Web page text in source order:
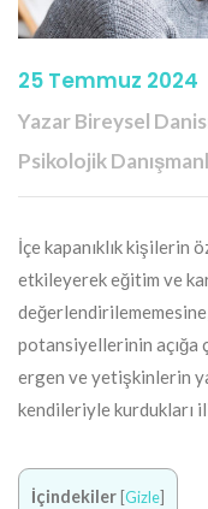
25 Temmuz 2024
Yazar Bireysel
Psikolojik
İçe kapanıklık kişilerin
etkileyerek eğitim ve
potansiyellerinin açığa
ergen ve yetişkinlerin
kendileriyle kurdukları
İçindekiler [Gizle]